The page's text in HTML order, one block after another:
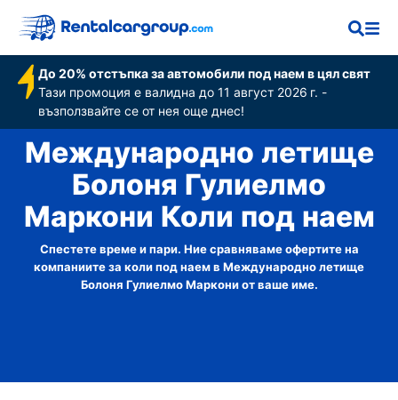
До 20% отстъпка за автомобили под наем в цял свят
Тази промоция е валидна до 11 август 2026 г. -
възползвайте се от нея още днес!
Международно летище
Болоня Гулиелмо
Маркони Коли под наем
Спестете време и пари. Ние сравняваме офертите на
компаниите за коли под наем в Международно летище
Болоня Гулиелмо Маркони от ваше име.